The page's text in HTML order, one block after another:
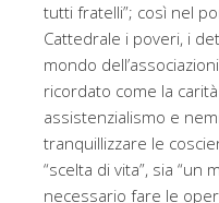
tutti fratelli”; così nel
Cattedrale i poveri, i
mondo
ricordato come la
assistenzialismo e
tranquillizzare le
“scelta di vita”, sia “un
necessario fare le